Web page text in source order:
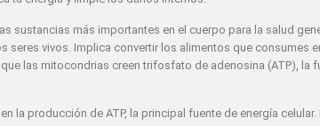
sustancias más importantes en el cuerpo para la salud
seres vivos. Implica convertir los alimentos que consumes
las mitocondrias creen trifosfato de adenosina (ATP), la
la producción de ATP, la principal fuente de energía